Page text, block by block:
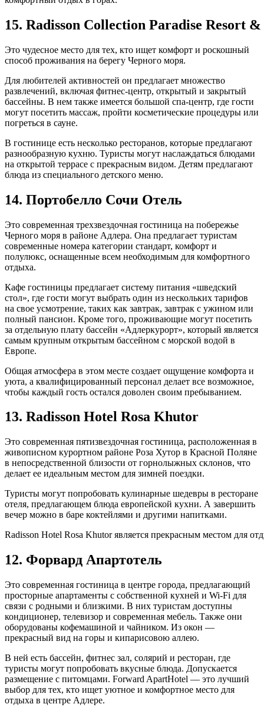
15. Radisson Collection Paradise Resort &
Это чудесное место для тех, кто ищет комфорт и роскошный
способ проживания на берегу Черного моря.
Для любителей активностей он предлагает множество
развлечений, включая фитнес-центр, открытый и закрытый
бассейны. В нем также имеется большой спа-центр, где гости
могут посетить массаж, пройти косметические процедуры или
погреться в сауне.
В гостинице есть несколько ресторанов, которые предлагают
разнообразную кухню. Туристы могут наслаждаться блюдами
на открытой террасе с прекрасным видом. Детям предлагают
блюда из специального детского меню.
14. Портобелло Сочи Отель
Это современная трехзвездочная гостиница на побережье
Черного моря в районе Адлера. Она предлагает туристам
современные номера категории стандарт, комфорт и
полулюкс, оснащенные всем необходимым для комфортного
отдыха.
Кафе гостиницы предлагает систему питания «шведский
стол», где гости могут выбрать один из нескольких тарифов
на свое усмотрение, таких как завтрак, завтрак с ужином или
полный пансион. Кроме того, проживающие могут посетить
за отдельную плату бассейн «Адлеркурорт», который является
самым крупным открытым бассейном с морской водой в
Европе.
Общая атмосфера в этом месте создает ощущение комфорта и
уюта, а квалифицированный персонал делает все возможное,
чтобы каждый гость остался доволен своим пребыванием.
13. Radisson Hotel Rosa Khutor
Это современная пятизвездочная гостиница, расположенная в
живописном курортном районе Роза Хутор в Красной Поляне
в непосредственной близости от горнолыжных склонов, что
делает ее идеальным местом для зимней поездки.
Туристы могут попробовать кулинарные шедевры в ресторане
отеля, предлагающем блюда европейской кухни. А завершить
вечер можно в баре коктейлями и другими напитками.
Radisson Hotel Rosa Khutor является прекрасным местом для
12. Форвард Апартотель
Это современная гостиница в центре города, предлагающий
просторные апартаменты с собственной кухней и Wi-Fi для
связи с родными и близкими. В них туристам доступны
кондиционер, телевизор и современная мебель. Также они
оборудованы кофемашиной и чайником. Из окон —
прекрасный вид на горы и кипарисовою аллею.
В ней есть бассейн, фитнес зал, солярий и ресторан, где
туристы могут попробовать вкусные блюда. Допускается
размещение с питомцами. Forward ApartHotel — это лучший
выбор для тех, кто ищет уютное и комфортное место для
отдыха в центре Адлере.